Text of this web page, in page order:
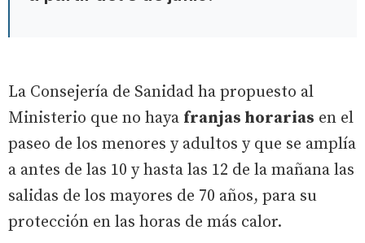
La Consejería de Sanidad ha propuesto al
Ministerio que no haya franjas horarias en el
paseo de los menores y adultos y que se amplía
a antes de las 10 y hasta las 12 de la mañana las
salidas de los mayores de 70 años, para su
protección en las horas de más calor.